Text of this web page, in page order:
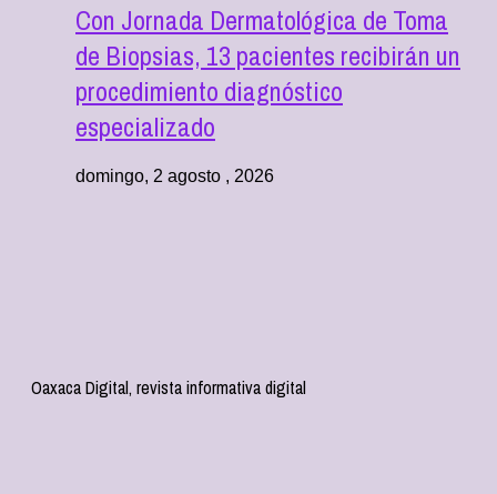
Con Jornada Dermatológica de Toma
de Biopsias, 13 pacientes recibirán un
procedimiento diagnóstico
especializado
domingo, 2 agosto , 2026
Oaxaca Digital, revista informativa digital